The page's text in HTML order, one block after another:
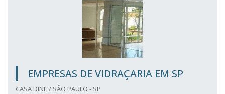
EMPRESAS DE VIDRAÇARIA EM SP
CASA DINE / SÃO PAULO - SP